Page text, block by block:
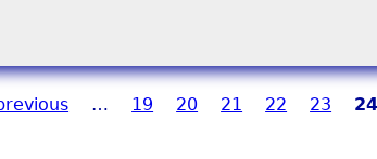
… 19 20 21 22 23 24